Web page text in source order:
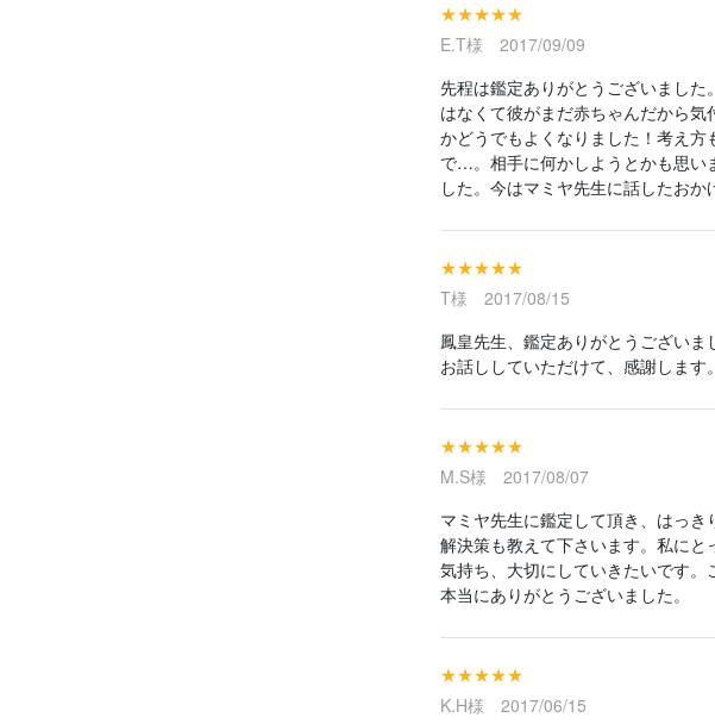
★★★★★
E.T様 2017/09/09
先程は鑑定ありがとうございまし
はなくて彼がまだ赤ちゃんだから
かどうでもよくなりました！考え
で…。相手に何かしようとかも思い
した。今はマミヤ先生に話したおか
★★★★★
T様 2017/08/15
鳳皇先生、鑑定ありがとうござい
お話ししていただけて、感謝します
★★★★★
M.S様 2017/08/07
マミヤ先生に鑑定して頂き、はっ
解決策も教えて下さいます。私に
気持ち、大切にしていきたいです。
本当にありがとうございました。
★★★★★
K.H様 2017/06/15